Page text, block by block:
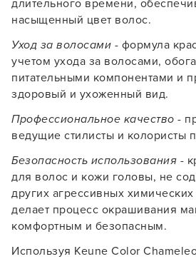
длительного времени,
насыщенный цвет волос.
Уход за волосами - формула
учетом ухода за волосами,
питательными компонентами и
здоровый и ухоженный вид.
Профессиональное качество -
ведущие стилисты и колористы
Безопасность использования -
для волос и кожи головы, не
других агрессивных
делает процесс окрашивания
комфортным и безопасным.
Используя Keune Color